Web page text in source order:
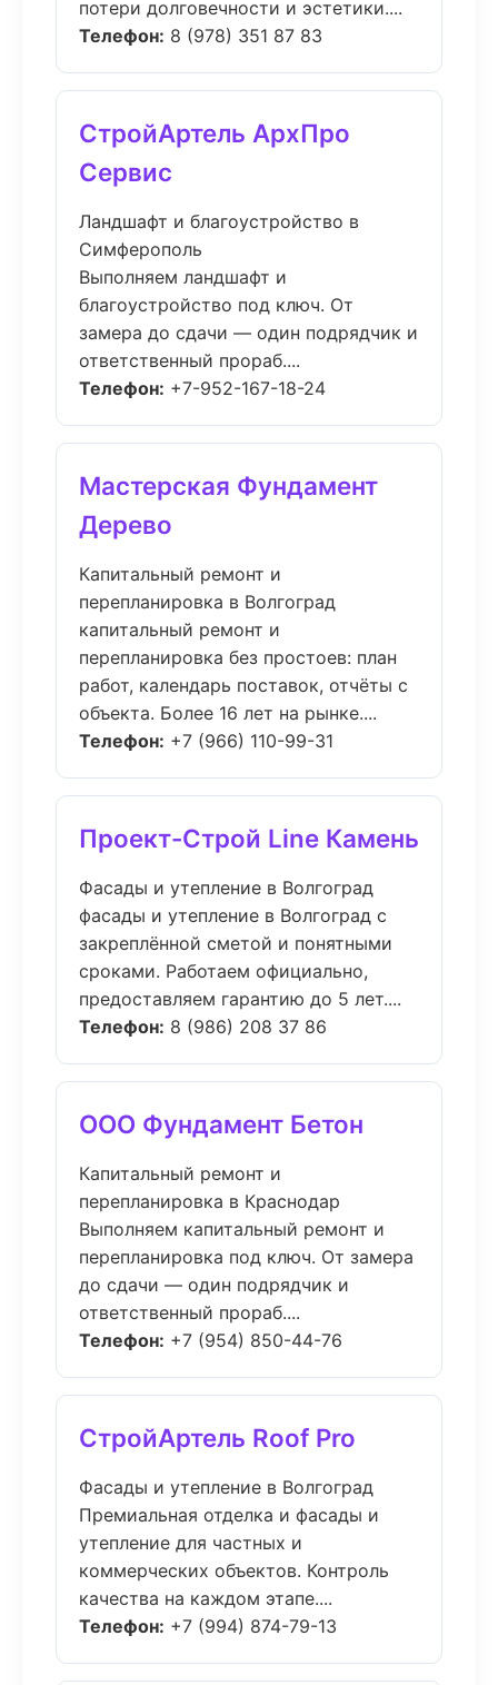
потери долговечности и эстетики....
Телефон: 8 (978) 351 87 83
СтройАртель АрхПро
Сервис
Ландшафт и благоустройство в
Симферополь
Выполняем ландшафт и
благоустройство под ключ. От
замера до сдачи — один подрядчик и
ответственный прораб....
Телефон: +7-952-167-18-24
Мастерская Фундамент
Дерево
Капитальный ремонт и
перепланировка в Волгоград
капитальный ремонт и
перепланировка без простоев: план
работ, календарь поставок, отчёты с
объекта. Более 16 лет на рынке....
Телефон: +7 (966) 110-99-31
Проект-Строй Line Камень
Фасады и утепление в Волгоград
фасады и утепление в Волгоград с
закреплённой сметой и понятными
сроками. Работаем официально,
предоставляем гарантию до 5 лет....
Телефон: 8 (986) 208 37 86
ООО Фундамент Бетон
Капитальный ремонт и
перепланировка в Краснодар
Выполняем капитальный ремонт и
перепланировка под ключ. От замера
до сдачи — один подрядчик и
ответственный прораб....
Телефон: +7 (954) 850-44-76
СтройАртель Roof Pro
Фасады и утепление в Волгоград
Премиальная отделка и фасады и
утепление для частных и
коммерческих объектов. Контроль
качества на каждом этапе....
Телефон: +7 (994) 874-79-13